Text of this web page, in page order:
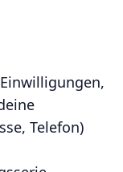
Telefon)